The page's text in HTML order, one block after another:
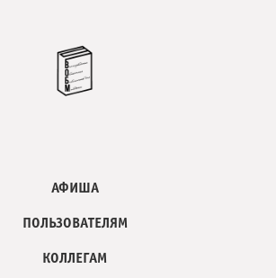
АФИША
ПОЛЬЗОВАТЕЛЯМ
КОЛЛЕГАМ